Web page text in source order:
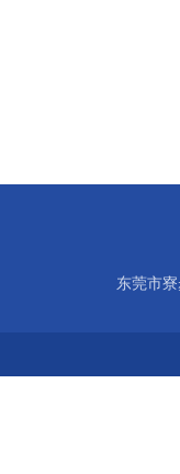
东莞市